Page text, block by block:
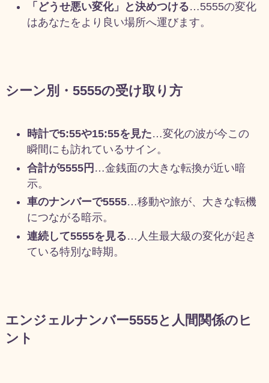
「どうせ悪い変化」と決めつける…5555の変化
はあなたをより良い場所へ運びます。
シーン別・5555の受け取り方
時計で5:55や15:55を見た…変化の波が今この
瞬間にも訪れているサイン。
合計が5555円 …金銭面の大きな転換が近い暗
示。
車のナンバーで5555…移動や旅が、大きな転機
につながる暗示。
連続して5555を見る…人生最大級の変化が起き
ている特別な時期。
エンジェルナンバー5555と人間関係のヒ
ント